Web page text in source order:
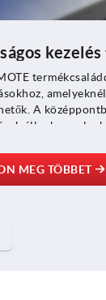
A
állnak,
MEG TÖBBET